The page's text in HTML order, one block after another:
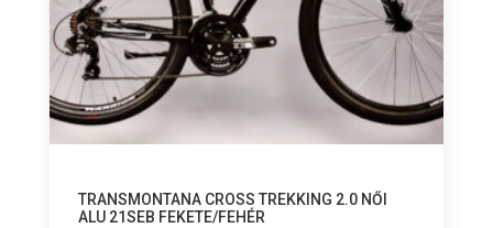
TRANSMONTANA CROSS TREKKING 2.0 NŐI
ALU 21SEB FEKETE/FEHÉR